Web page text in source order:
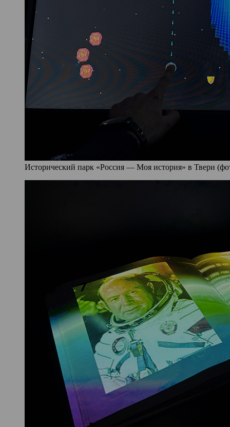
Исторический парк «Россия — Моя история» в Твери